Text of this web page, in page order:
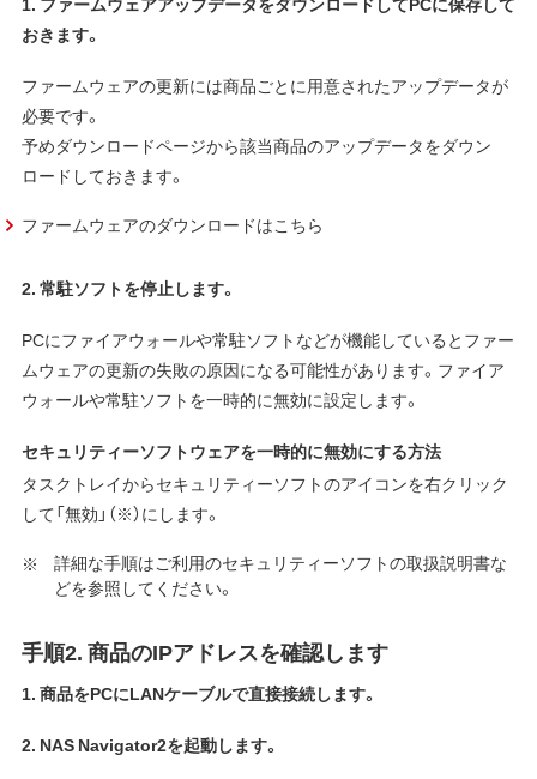
おきます。
ファームウェアの更新には商品ごとに用意されたアップデータが
必要です。
予めダウンロードページから該当商品のアップデータをダウン
ロードしておきます。
ファームウェアのダウンロードはこちら
2. 常駐ソフトを停止します。
PCにファイアウォールや常駐ソフトなどが機能しているとファー
ムウェアの更新の失敗の原因になる可能性があります。ファイア
ウォールや常駐ソフトを一時的に無効に設定します。
セキュリティーソフトウェアを一時的に無効にする方法
タスクトレイからセキュリティーソフトのアイコンを右クリック
して「無効」（※）にします。
詳細な手順はご利用のセキュリティーソフトの取扱説明書な
どを参照してください。
手順2. 商品のIPアドレスを確認します
1. 商品をPCにLANケーブルで直接接続します。
2. NAS Navigator2を起動します。